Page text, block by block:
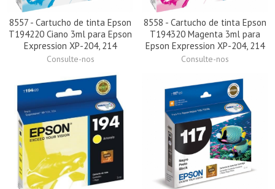
8557 - Cartucho de tinta Epson
T194220 Ciano 3ml para Epson
Expression XP-204, 214
Consulte-nos
8558 - Cartucho de tinta Epson
T194320 Magenta 3ml para
Epson Expression XP-204, 214
Consulte-nos